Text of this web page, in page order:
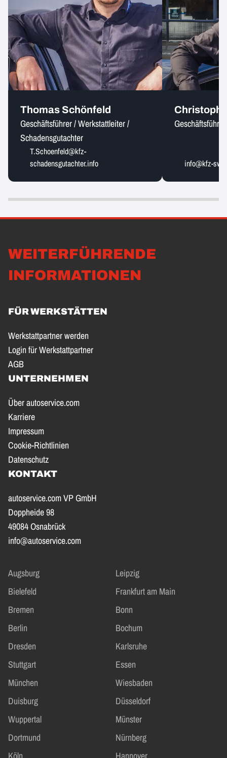
Thomas Schönfeld
Geschäftsführer / Werkstattleiter /
Schadensgutachter
T.Schoenfeld@kfz-
schadensgutachter.info
Christoph
info@kfz-
WEITERFÜHRENDE
INFORMATIONEN
FÜR WERKSTÄTTEN
Werkstattpartner werden
Login für Werkstattpartner
AGB
UNTERNEHMEN
Über autoservice.com
Karriere
Impressum
Cookie-Richtlinien
Datenschutz
KONTAKT
autoservice.com VP GmbH
Doppheide 98
49084 Osnabrück
info@autoservice.com
Augsburg
Leipzig
Bielefeld
Frankfurt am Main
Bremen
Bonn
Berlin
Bochum
Dresden
Karlsruhe
Stuttgart
Essen
München
Wiesbaden
Duisburg
Düsseldorf
Wuppertal
Münster
Dortmund
Nürnberg